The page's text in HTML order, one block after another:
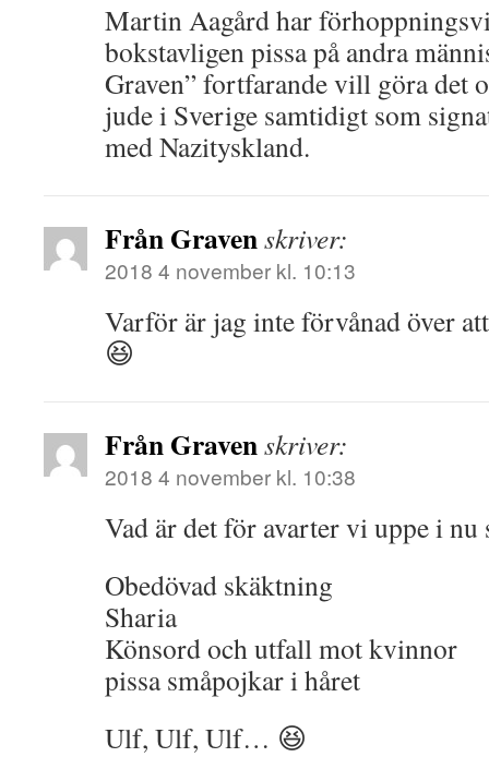
Martin Aagård har
bokstavligen pissa på andra
Graven” fortfarande vill göra det
jude i Sverige samtidigt som
med Nazityskland.
Från Gravenskriver:
2018 4 november kl. 10:13
Varför är jag inte förvånad över
😆
Från Gravenskriver:
2018 4 november kl. 10:38
Vad är det för avarter vi uppe i
Obedövad skäktning
Sharia
Könsord och utfall mot kvinnor
pissa småpojkar i håret
Ulf, Ulf, Ulf… 😆